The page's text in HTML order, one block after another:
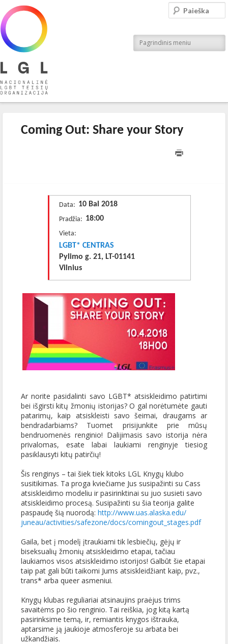
Nacionalinė LGBT teisių organizacija
Pagrindinis meniu
Paieška
Coming Out: Share your Story
Data: 10 Bal 2018
Pradžia: 18:00
Vieta:
LGBT* CENTRAS
Pylimo g. 21, LT-01141
Vilnius
Ar norite pasidalinti savo LGBT* atsiskleidimo patirtimi
bei išgirsti kitų žmonių istorijas? O gal norėtumėte gauti
patarimų, kaip atsiskleisti savo šeimai, draugams ar
bendradarbiams? Tuomet prisijunkite prie mūsų
bendruomenės renginio! Dalijimasis savo istorija nėra
privalomas, esate labai laukiami renginyje tiesiog
pasiklausyti kitų patirčių!
Šis renginys – tai šiek tiek kitoks LGL Knygų klubo
susitikimas. Ta proga kviečiame Jus susipažinti su Cass
atsiskleidimo modeliu ir pasirinktinai su juo susieti savo
atsiskleidimo procesą. Susipažinti su šia teorija galite
paspaudę šią nuorodą: http://www.uas.alaska.edu/
juneau/activities/safezone/docs/comingout_stages.pdf
Gaila, bet į modelį įtraukiami tik lesbiečių, gėjų ir
biseksualių žmonių atsiskleidimo etapai, tačiau
laukiamos visos atsiskleidimo istorijos! Galbūt šie etapai
taip pat gali būti taikomi Jums atsiskleidžiant kaip, pvz.,
trans* arba queer asmeniui.
Knygų klubas reguliariai atsinaujins praėjus trims
savaitėms po šio renginio. Tai reiškia, jog kitą kartą
pasirinksime temą, ir, remiantis knygos ištrauka,
aptarsime ją jaukioje atmosferoje su arbata bei
užkandžiais.